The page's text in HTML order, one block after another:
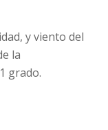
y viento del
la
grado.